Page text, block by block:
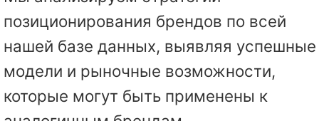
позиционирования брендов по всей
нашей базе данных, выявляя успешные
модели и рыночные возможности,
которые могут быть применены к